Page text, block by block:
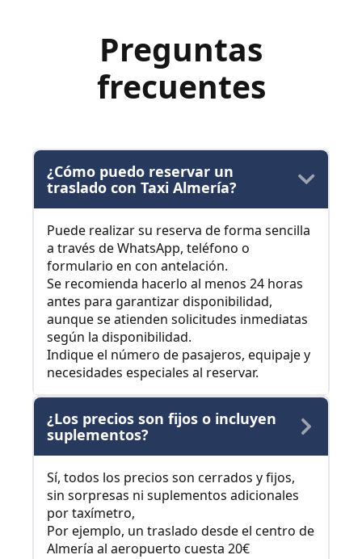
Preguntas
frecuentes
¿Cómo puedo reservar un
traslado con Taxi Almería?
Puede realizar su reserva de forma sencilla
a través de WhatsApp, teléfono o
formulario en con antelación.
Se recomienda hacerlo al menos 24 horas
antes para garantizar disponibilidad,
aunque se atienden solicitudes inmediatas
según la disponibilidad.
Indique el número de pasajeros, equipaje y
necesidades especiales al reservar.
¿Los precios son fijos o incluyen
suplementos?
Sí, todos los precios son cerrados y fijos,
sin sorpresas ni suplementos adicionales
por taxímetro,
Por ejemplo, un traslado desde el centro de
Almería al aeropuerto cuesta 20€